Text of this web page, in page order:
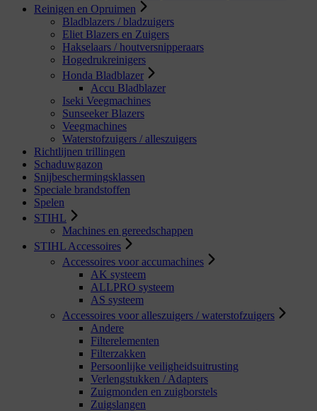
Reinigen en Opruimen
Bladblazers / bladzuigers
Eliet Blazers en Zuigers
Hakselaars / houtversnipperaars
Hogedrukreinigers
Honda Bladblazer
Accu Bladblazer
Iseki Veegmachines
Sunseeker Blazers
Veegmachines
Waterstofzuigers / alleszuigers
Richtlijnen trillingen
Schaduwgazon
Snijbeschermingsklassen
Speciale brandstoffen
Spelen
STIHL
Machines en gereedschappen
STIHL Accessoires
Accessoires voor accumachines
AK systeem
ALLPRO systeem
AS systeem
Accessoires voor alleszuigers / waterstofzuigers
Andere
Filterelementen
Filterzakken
Persoonlijke veiligheidsuitrusting
Verlengstukken / Adapters
Zuigmonden en zuigborstels
Zuigslangen